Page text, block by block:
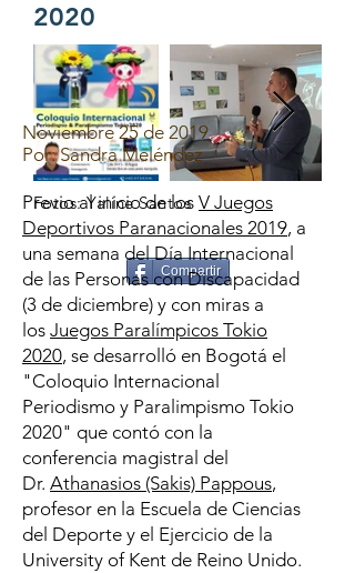
2020
Fotos: Yaline Santos
Compartir
Noviembre 25 de 2019
Por: Sandra Meléndez
Previo al inicio de los V Juegos
Deportivos Paranacionales 2019, a
una semana del Día Internacional
de las Personas con Discapacidad
(3 de diciembre) y con miras a
los Juegos Paralímpicos Tokio
2020, se desarrolló en Bogotá el
"Coloquio Internacional
Periodismo y Paralimpismo Tokio
2020" que contó con la
conferencia magistral del
Dr. Athanasios (Sakis) Pappous,
profesor en la Escuela de Ciencias
del Deporte y el Ejercicio de la
University of Kent de Reino Unido.